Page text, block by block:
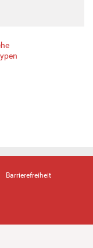
Barrierefreiheit